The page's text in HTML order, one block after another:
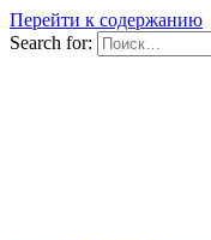
Перейти к содержанию
Search for: